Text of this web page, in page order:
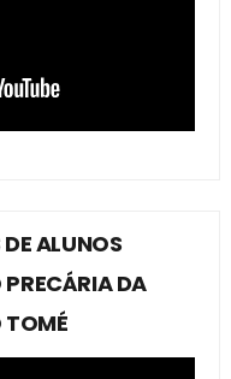
DE ALUNOS
DA
TOMÉ